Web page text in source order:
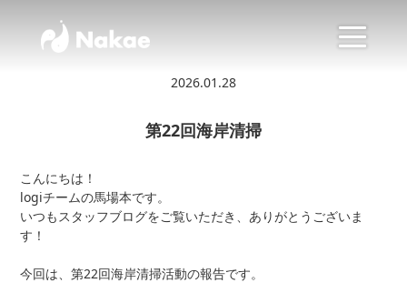
2026.01.28
第22回海岸清掃
こんにちは！
logiチームの馬場本です。
いつもスタッフブログをご覧いただき、ありがとうございま
す！
今回は、第22回海岸清掃活動の報告です。